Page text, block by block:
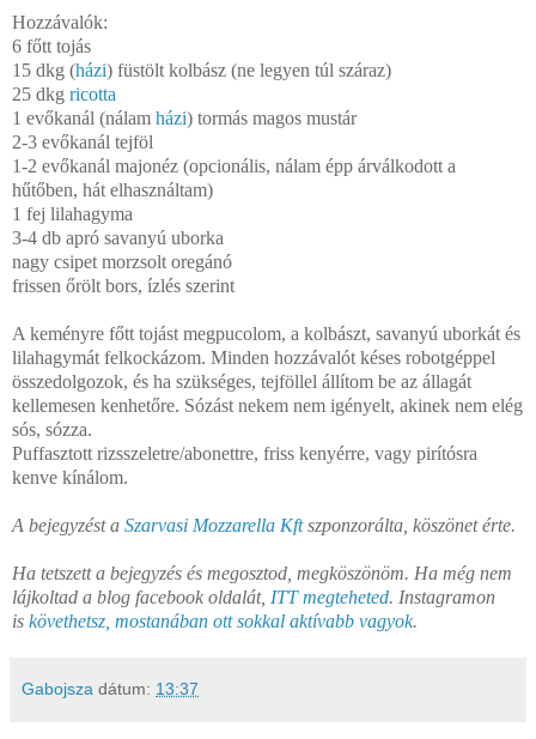
Hozzávalók:
6 főtt tojás
15 dkg (házi) füstölt kolbász (ne legyen túl száraz)
25 dkg ricotta
1 evőkanál (nálam házi) tormás magos mustár
2-3 evőkanál tejföl
1-2 evőkanál majonéz (opcionális, nálam épp árválkodott a
hűtőben, hát elhasználtam)
1 fej lilahagyma
3-4 db apró savanyú uborka
nagy csipet morzsolt oregánó
frissen őrölt bors, ízlés szerint
A keményre főtt tojást megpucolom, a kolbászt, savanyú uborkát és
lilahagymát felkockázom. Minden hozzávalót késes robotgéppel
összedolgozok, és ha szükséges, tejföllel állítom be az állagát
kellemesen kenhetőre. Sózást nekem nem igényelt, akinek nem elég
sós, sózza.
Puffasztott rizsszeletre/abonettre, friss kenyérre, vagy pirítósra
kenve kínálom.
A bejegyzést a Szarvasi Mozzarella Kftszponzorálta, köszönet érte.
Ha tetszett a bejegyzés és megosztod, megköszönöm. Ha még nem
lájkoltad a blog facebook oldalát, ITT megteheted. Instagramon
is követhetsz, mostanában ott sokkal aktívabb vagyok.
Gabojsza dátum: 13:37